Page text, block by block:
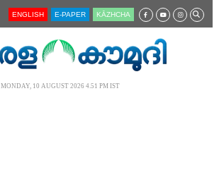
ENGLISH E-PAPER KĀZHCHA
MONDAY, 10 AUGUST 2026 4.51 PM IST